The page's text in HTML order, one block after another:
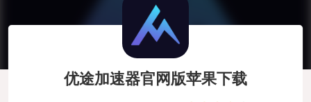
优途加速器官网版苹果下载